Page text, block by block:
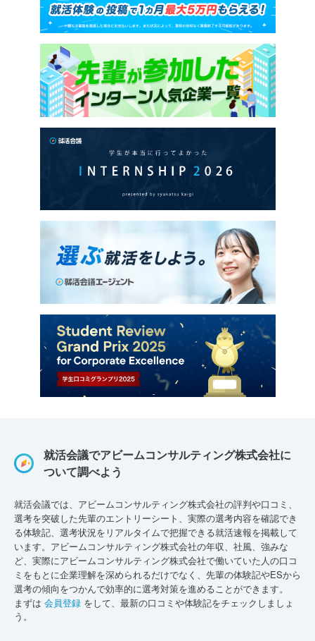
就活会議でアビームコンサルティング株式会社に
ついて調べよう
就活会議では、アビームコンサルティング株式会社の評判や口コミ、
選考を突破した先輩のエントリーシート、実際の選考内容を確認でき
る体験記、選考状況をリアルタイムで把握できる就活速報を掲載して
います。アビームコンサルティング株式会社の年収、社風、強みな
ど、実際にアビームコンサルティング株式会社で働いていた人の口コ
ミをもとに企業理解を深められるだけでなく、先輩の体験記やESから
選考の傾向をつかんで効率的に選考対策を進めることができます。
まずは 会員登録 をして、最新の口コミや体験記をチェックしましょ
う。